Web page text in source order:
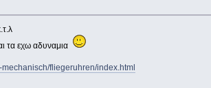
τα εχω αδυναμια
fliegeruhren/index.html